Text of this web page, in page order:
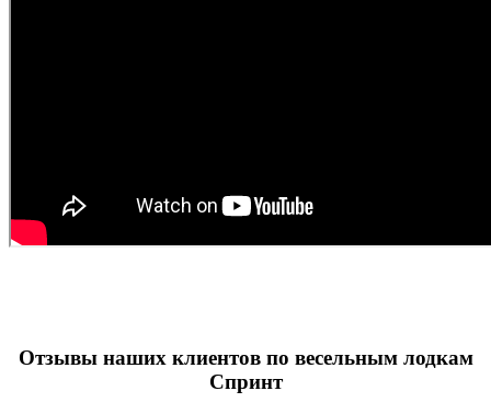
Отзывы наших клиентов по весельным лодкам
Спринт